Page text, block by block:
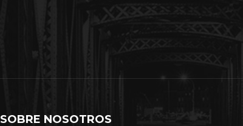
SOBRE NOSOTROS